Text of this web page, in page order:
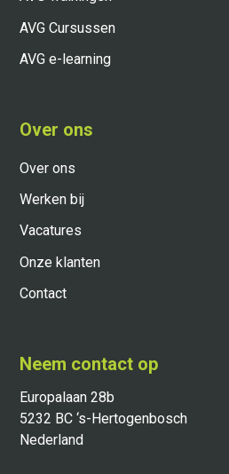
AVG Cursussen
AVG e-learning
Over ons
Over ons
Werken bij
Vacatures
Onze klanten
Contact
Neem contact op
Europalaan 28b
5232 BC ‘s-Hertogenbosch
Nederland